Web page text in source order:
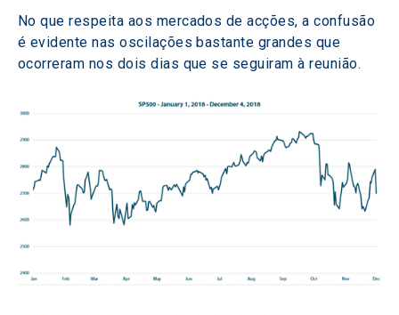
No que respeita aos mercados de acções, a confusão
é evidente nas oscilações bastante grandes que
ocorreram nos dois dias que se seguiram à reunião.